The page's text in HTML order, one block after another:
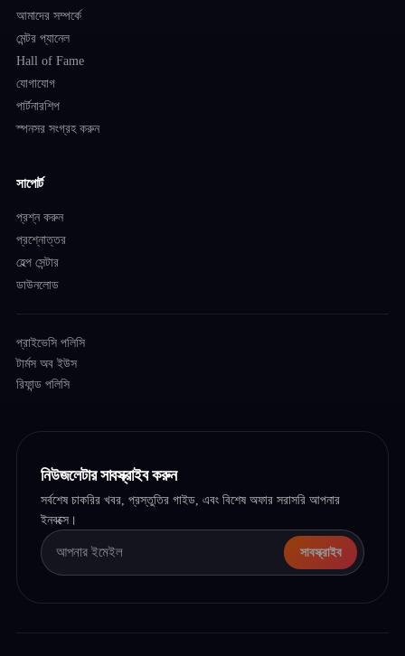
আমাদের সম্পর্কে
মেন্টর প্যানেল
Hall of Fame
যোগাযোগ
পার্টনারশিপ
স্পনসর সংগ্রহ করুন
সাপোর্ট
প্রশ্ন করুন
প্রশ্নোত্তর
হেল্প সেন্টার
ডাউনলোড
প্রাইভেসি পলিসি
টার্মস অব ইউস
রিফান্ড পলিসি
নিউজলেটার সাবস্ক্রাইব করুন
সর্বশেষ চাকরির খবর, প্রস্তুতির গাইড, এবং বিশেষ অফার সরাসরি আপনার
ইনবক্সে।
সাবস্ক্রাইব